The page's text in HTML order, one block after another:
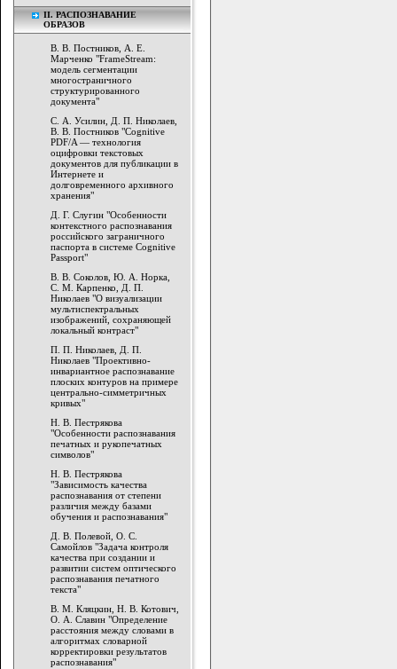
II. РАСПОЗНАВАНИЕ
ОБРАЗОВ
В. В. Постников, А. Е.
Марченко "FrameStream:
модель сегментации
многостраничного
структурированного
документа"
C. А. Усилин, Д. П. Николаев,
В. В. Постников "Cognitive
PDF/A — технология
оцифровки текстовых
документов для публикации в
Интернете и
долговременного архивного
хранения"
Д. Г. Слугин "Особенности
контекстного распознавания
российского заграничного
паспорта в системе Cognitive
Passport"
В. В. Соколов, Ю. А. Норка,
С. М. Карпенко, Д. П.
Николаев "О визуализации
мультиспектральных
изображений, сохраняющей
локальный контраст"
П. П. Николаев, Д. П.
Николаев "Проективно-
инвариантное распознавание
плоских контуров на примере
центрально-симметричных
кривых"
Н. В. Пестрякова
"Особенности распознавания
печатных и рукопечатных
символов"
Н. В. Пестрякова
"Зависимость качества
распознавания от степени
различия между базами
обучения и распознавания"
Д. В. Полевой, О. С.
Самойлов "Задача контроля
качества при создании и
развитии систем оптического
распознавания печатного
текста"
В. М. Кляцкин, Н. В. Котович,
О. А. Славин "Определение
расстояния между словами в
алгоритмах словарной
корректировки результатов
распознавания"